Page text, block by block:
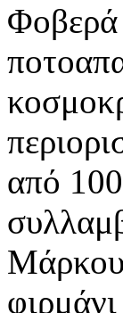
από